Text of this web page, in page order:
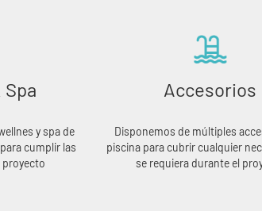
y spa de
cumplir las
proyecto
Accesorios
Disponemos de múltiples
piscina para cubrir cualquier
se requiera durante el